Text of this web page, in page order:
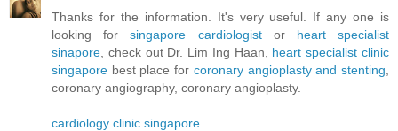
Thanks for the information. It's very useful. If any one is
looking forsingapore cardiologistor heart specialist
sinapore , check out Dr. Lim Ing Haan, heart specialist clinic
singapore best place for coronary angioplasty and stenting
coronary angiography, coronary angioplasty.
cardiology clinic singapore